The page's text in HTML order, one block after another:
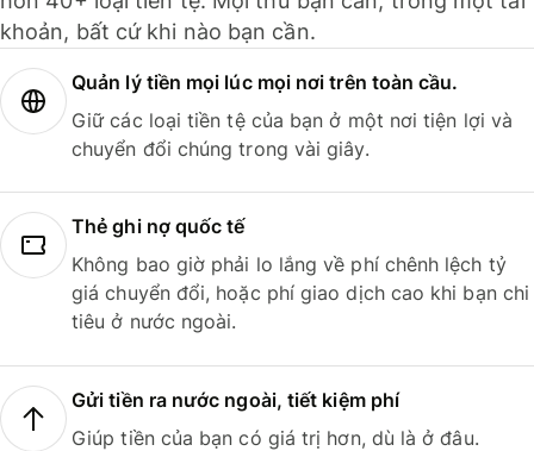
khoản, bất cứ khi nào bạn cần.
Quản lý tiền mọi lúc mọi nơi trên toàn cầu.
Giữ các loại tiền tệ của bạn ở một nơi tiện lợi và
chuyển đổi chúng trong vài giây.
Thẻ ghi nợ quốc tế
Không bao giờ phải lo lắng về phí chênh lệch tỷ
giá chuyển đổi, hoặc phí giao dịch cao khi bạn chi
tiêu ở nước ngoài.
Gửi tiền ra nước ngoài, tiết kiệm phí
Giúp tiền của bạn có giá trị hơn, dù là ở đâu.